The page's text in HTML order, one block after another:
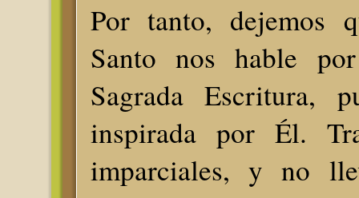
Por tanto, dejemos
Santo nos hable
Sagrada Escritura,
inspirada por Él.
imparciales, y no